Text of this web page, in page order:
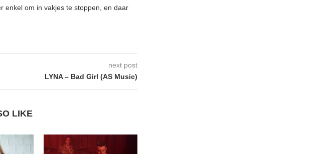
enkel om in vakjes te stoppen, en daar
next post
LYNA – Bad Girl (AS Music)
LIKE